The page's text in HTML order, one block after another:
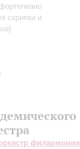
скрипки и
филармонии